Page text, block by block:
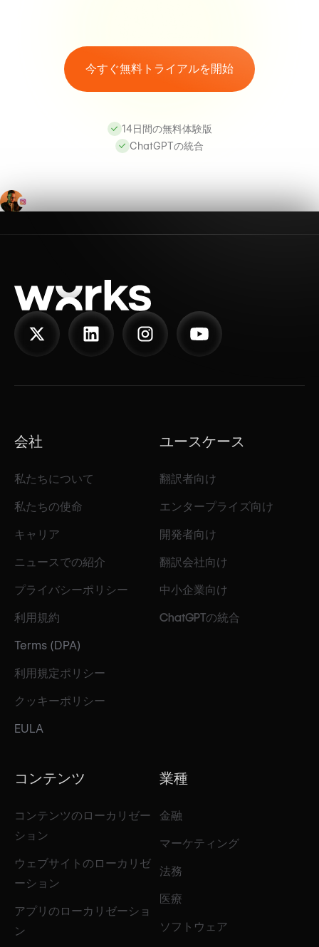
今すぐ無料トライアルを開始
14日間の無料体験版
ChatGPTの統合
会社
私たちについて
私たちの使命
キャリア
ニュースでの紹介
プライバシーポリシー
利用規約
Terms (DPA)
利用規定ポリシー
クッキーポリシー
EULA
ユースケース
翻訳者向け
エンタープライズ向け
開発者向け
翻訳会社向け
中小企業向け
ChatGPTの統合
コンテンツ
コンテンツのローカリゼー
ション
ウェブサイトのローカリゼ
ーション
アプリのローカリゼーショ
ン
業種
金融
マーケティング
法務
医療
ソフトウェア